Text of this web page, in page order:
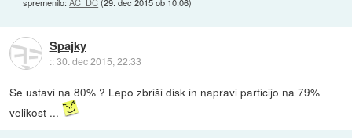
spremenilo:AC_DC(29. dec 2015 ob 10:06)
Spajky
::30. dec 2015, 22:33
Se ustavi na 80% ? Lepo zbriši disk in napravi particijo na 79%
velikost ...